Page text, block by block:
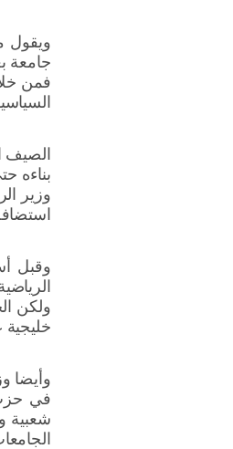
ويقول
جامعة
فمن
الصيف
بناءه
وزير
وقبل
ولكن
خليجية
وأيضا
في حزب
شعبية